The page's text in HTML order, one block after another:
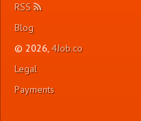
RSS
Blog
© 2026, 4Job.co
Legal
Payments